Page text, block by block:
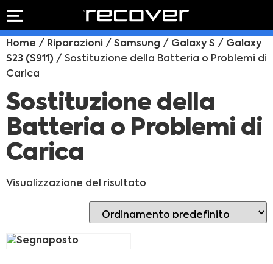
Preventivo online
Shop online
Rivenditori B2B
PREVENTIVO
Preventivo
RIPARAZIONE
IPHONE
schermo
Sostituzione
batteria
Home / Riparazioni / Samsung / Galaxy S / Galaxy
S23 (S911) / Sostituzione della Batteria o Problemi di
Carica
Sostituzione della
Batteria o Problemi di
Carica
Visualizzazione del risultato